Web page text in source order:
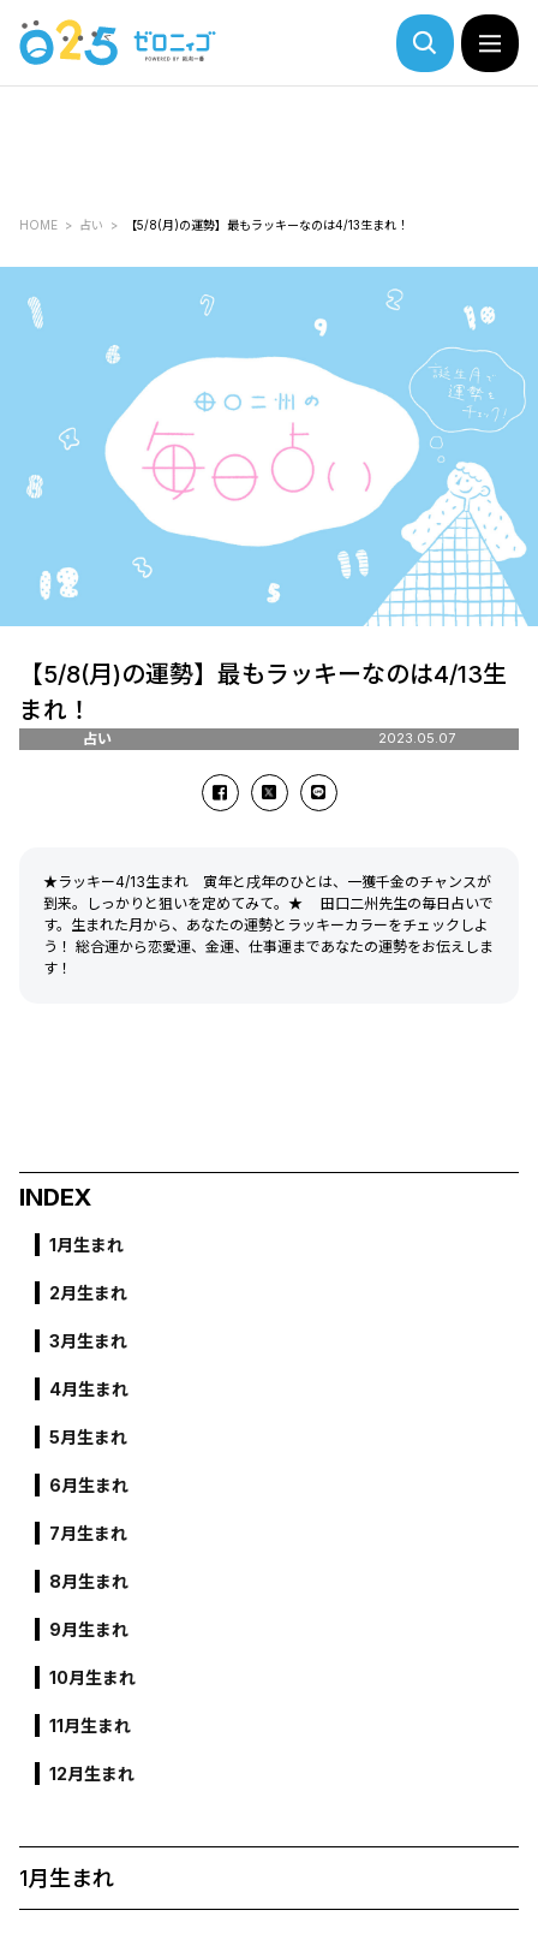
HOME 占い 【5/8(月)の運勢】最もラッキーなのは4/13生まれ！
【5/8(月)の運勢】最もラッキーなのは4/13生
まれ！
占い 2023.05.07
★ラッキー4/13生まれ 寅年と戌年のひとは、一獲千金のチャンスが
到来。しっかりと狙いを定めてみて。★ 田口二州先生の毎日占いで
す。生まれた月から、あなたの運勢とラッキーカラーをチェックしよ
う！ 総合運から恋愛運、金運、仕事運まであなたの運勢をお伝えしま
す！
INDEX
1月生まれ
2月生まれ
3月生まれ
4月生まれ
5月生まれ
6月生まれ
7月生まれ
8月生まれ
9月生まれ
10月生まれ
11月生まれ
12月生まれ
1月生まれ